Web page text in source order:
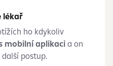
lékař
ho kdykoliv
mobilní aplikacia on
postup.